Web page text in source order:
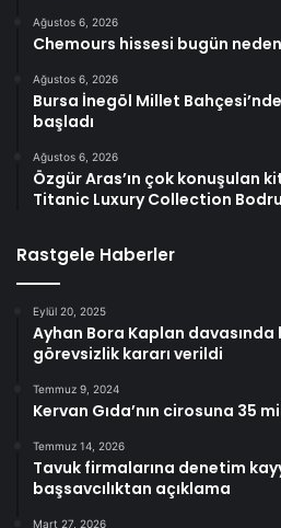
Ağustos 6, 2026
Chemours hissesi bugün
Ağustos 6, 2026
Bursa İnegöl Millet
başladı
Ağustos 6, 2026
Özgür Aras’ın çok konuşulan
Titanic Luxury Collection
Rastgele Haberler
Eylül 20, 2025
Ayhan Bora Kaplan
görevsizlik kararı verildi
Temmuz 9, 2024
Kervan Gıda’nın cirosuna 35
Temmuz 14, 2026
Tavuk firmalarına denetim
başsavcılıktan açıklama
Mart 27, 2026